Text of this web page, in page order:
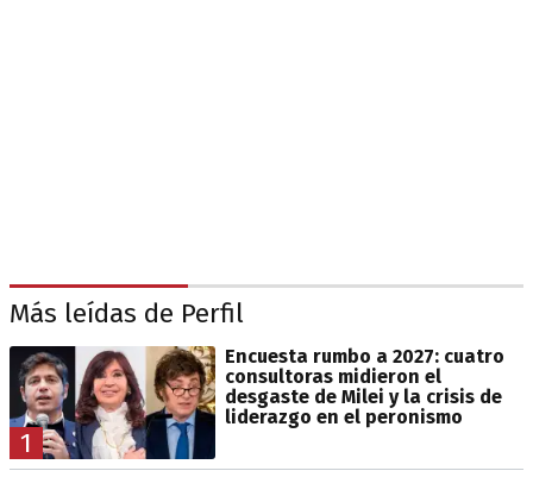
Más leídas de Perfil
1
Encuesta rumbo a 2027: cuatro
consultoras midieron el
desgaste de Milei y la crisis de
liderazgo en el peronismo